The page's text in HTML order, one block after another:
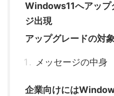
Windows11へアップ
ジ出現
アップグレードの対
メッセージの中身
企業向けには